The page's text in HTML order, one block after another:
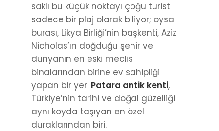
saklı bu küçük noktayı çoğu turist
sadece bir plaj olarak biliyor; oysa
burası, Likya Birliği’nin başkenti, Aziz
Nicholas’ın doğduğu şehir ve
dünyanın en eski meclis
binalarından birine ev sahipliği
yapan bir yer. Patara antik kenti,
Türkiye’nin tarihi ve doğal güzelliği
aynı koyda taşıyan en özel
duraklarından biri.